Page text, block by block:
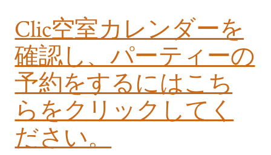
Clic空室カレンダーを
確認し、パーティーの
予約をするにはこち
らをクリックしてく
ださい。